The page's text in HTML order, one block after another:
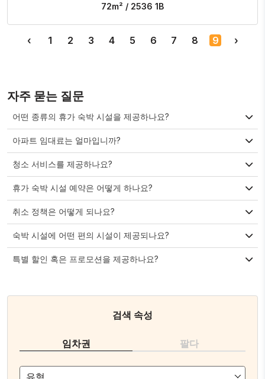
72m² / 2536 1B
‹ 1 2 3 4 5 6 7 8 9 ›
자주 묻는 질문
어떤 종류의 휴가 숙박 시설을 제공하나요?
아파트 임대료는 얼마입니까?
청소 서비스를 제공하나요?
휴가 숙박 시설 예약은 어떻게 하나요?
취소 정책은 어떻게 되나요?
숙박 시설에 어떤 편의 시설이 제공되나요?
특별 할인 혹은 프로모션을 제공하나요?
검색 속성
임차권 팔다
유형